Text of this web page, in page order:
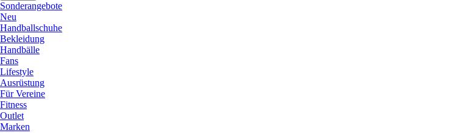
Sonderangebote
Neu
Handballschuhe
Bekleidung
Handbälle
Fans
Lifestyle
Ausrüstung
Für Vereine
Fitness
Outlet
Marken